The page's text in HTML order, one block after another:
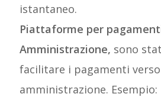
istantaneo.
Piattaforme per
Amministrazione, sono
facilitare i pagamenti
amministrazione. Esempio: